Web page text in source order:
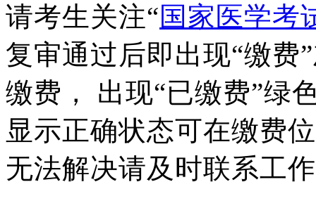
请考生关注“国家医学考
复审通过后即出现“缴费
缴费，
出现“已缴费”绿
显示正确状态可在缴费
无法解决请及时联系工